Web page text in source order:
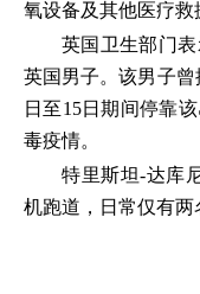
氧设备及其他医疗救
英国卫生部门
英国男子。该男子曾
日至15日期间停靠
毒疫情。
特里斯坦-达库
机跑道，日常仅有两